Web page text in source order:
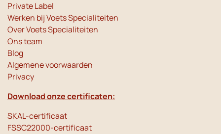
Private Label
Werken bij Voets Specialiteiten
Over Voets Specialiteiten
Ons team
Blog
Algemene voorwaarden
Privacy
Download onze certificaten:
SKAL-certificaat
FSSC22000-certificaat